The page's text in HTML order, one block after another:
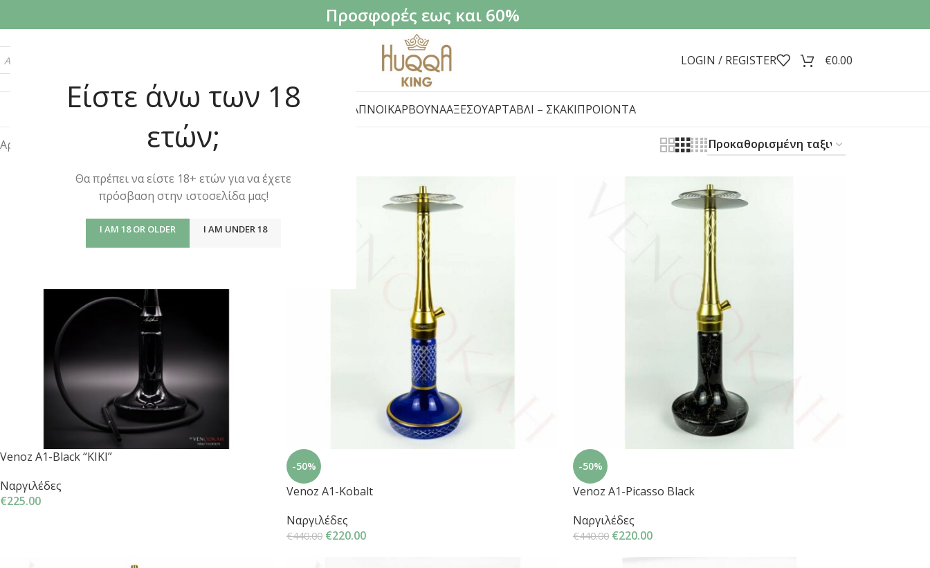
Είστε άνω των 18
ετών;
Θα πρέπει να είστε 18+ ετών για να έχετε
πρόσβαση στην ιστοσελίδα μας!
I AM 18 OR OLDER I AM UNDER 18
Προσφορές εως και 60%
LOGIN / REGISTER €0.00
ΠΡΟΣΦΟΡΕΣΝΑΡΓΙΛΈΔΕΣ ΚΑΠΝΟΊΚΆΡΒΟΥΝΑΑΞΕΣΟΥΆΡΤΆΒΛΙ – ΣΚΆΚΙΠΡΟΙΌΝΤΑ
Αρχική σελίδα Σελίδα 2
Venoz A1-Black “KIKI”
Ναργιλέδες
€225.00
-50%
Venoz A1-Kobalt
Ναργιλέδες
€440.00 €220.00
-50%
Venoz A1-Picasso Black
Ναργιλέδες
€440.00 €220.00